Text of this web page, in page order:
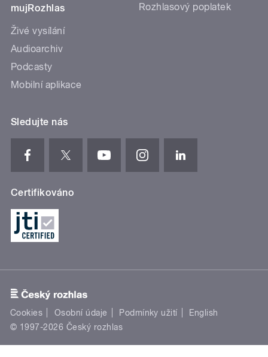
mujRozhlas
Živé vysílání
Audioarchiv
Podcasty
Mobilní aplikace
Rozhlasový poplatek
Sledujte nás
Certifikováno
Cookies Osobní údaje Podmínky užití
English
© 1997-2026 Český rozhlas